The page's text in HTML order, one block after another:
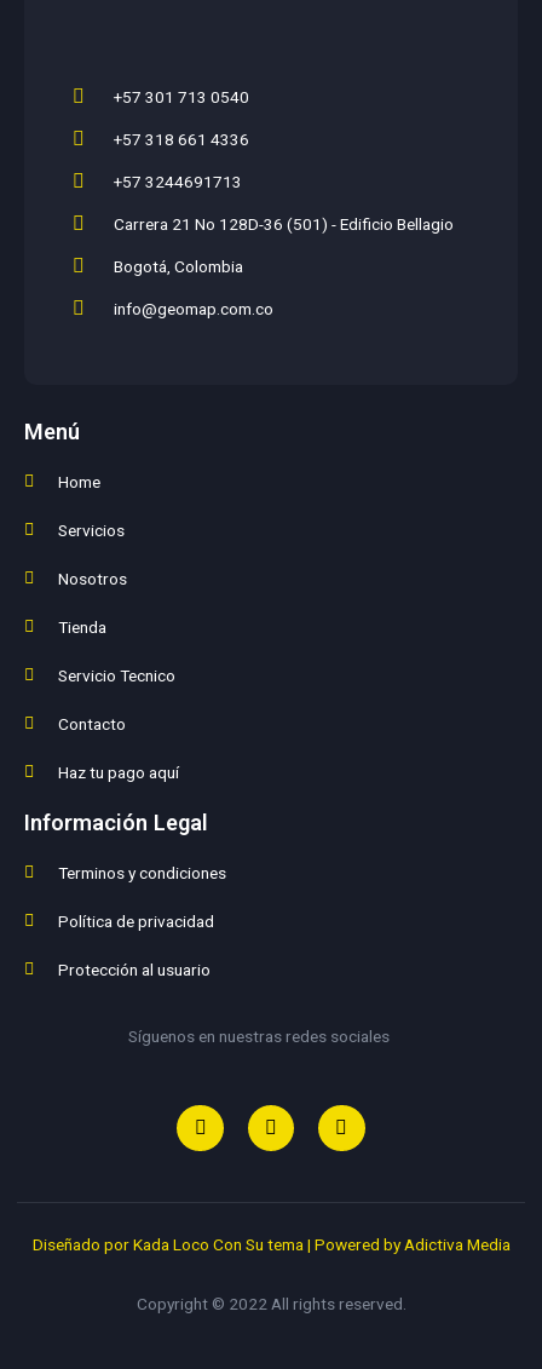
+57 301 713 0540
+57 318 661 4336
+57 3244691713
Carrera 21 No 128D-36 (501) - Edificio Bellagio
Bogotá, Colombia
info@geomap.com.co
Menú
Home
Servicios
Nosotros
Tienda
Servicio Tecnico
Contacto
Haz tu pago aquí
Información Legal
Terminos y condiciones
Política de privacidad
Protección al usuario
Síguenos en nuestras redes sociales
Diseñado por Kada Loco Con Su tema | Powered by Adictiva Media
Copyright © 2022 All rights reserved.